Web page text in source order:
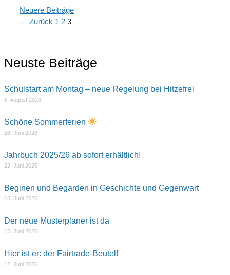
Neuere Beiträge
← Zurück Seite
1 Seite
2 Seite
3
Neuste Beiträge
Schulstart am Montag – neue Regelung bei Hitzefrei
6. August 2026
Schöne Sommerferien
26. Juni 2026
Jahrbuch 2025/26 ab sofort erhältlich!
22. Juni 2026
Beginen und Begarden in Geschichte und Gegenwart
15. Juni 2026
Der neue Musterplaner ist da
15. Juni 2026
Hier ist er: der Fairtrade-Beutel!
12. Juni 2026